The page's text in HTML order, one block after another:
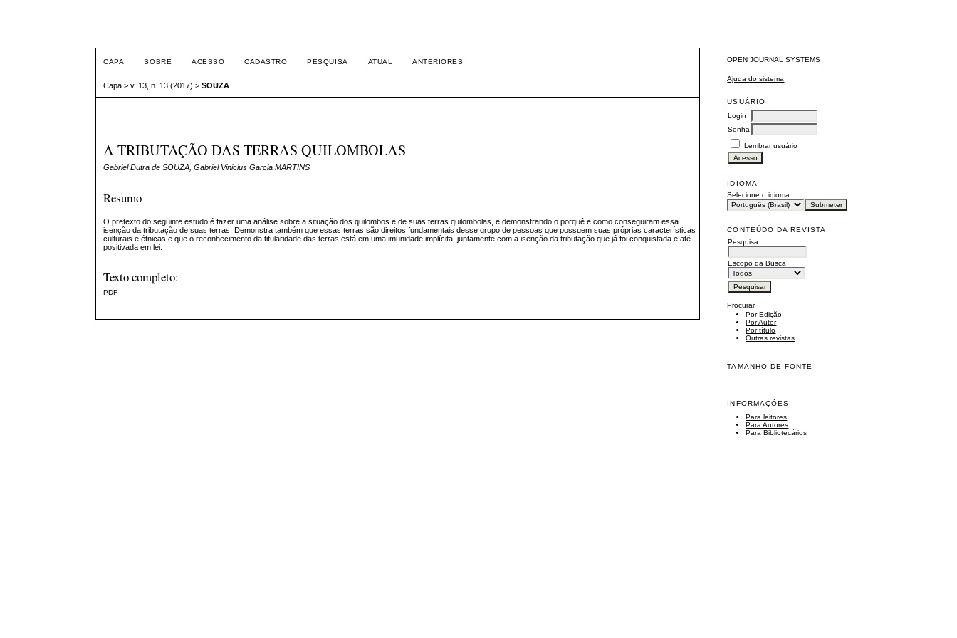
OPEN JOURNAL SYSTEMS
Ajuda do sistema
USUÁRIO
Login
Senha
Lembrar usuário
IDIOMA
Selecione o idioma
CONTEÚDO DA REVISTA
Pesquisa
Escopo da Busca
Procurar
Por Edição
Por Autor
Por título
Outras revistas
TAMANHO DE FONTE
INFORMAÇÕES
Para leitores
Para Autores
Para Bibliotecários
CAPA SOBRE ACESSO CADASTRO PESQUISA ATUAL ANTERIORES
Capa >v. 13, n. 13 (2017) >SOUZA
A TRIBUTAÇÃO DAS TERRAS QUILOMBOLAS
Gabriel Dutra de SOUZA, Gabriel Vinicius Garcia MARTINS
Resumo
O pretexto do seguinte estudo é fazer uma análise sobre a situação dos quilombos e de suas terras quilombolas, e demonstrando o porquê e como conseguiram essa
isenção da tributação de suas terras. Demonstra também que essas terras são direitos fundamentais desse grupo de pessoas que possuem suas próprias características
culturais e étnicas e que o reconhecimento da titularidade das terras está em uma imunidade implícita, juntamente com a isenção da tributação que já foi conquistada e até
positivada em lei.
Texto completo:
PDF